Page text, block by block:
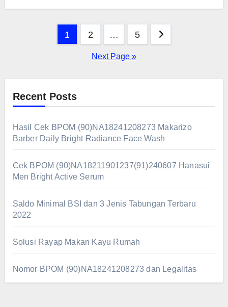
1 2 … 5
Next Page »
Recent Posts
Hasil Cek BPOM (90)NA18241208273 Makarizo
Barber Daily Bright Radiance Face Wash
Cek BPOM (90)NA18211901237(91)240607 Hanasui
Men Bright Active Serum
Saldo Minimal BSI dan 3 Jenis Tabungan Terbaru
2022
Solusi Rayap Makan Kayu Rumah
Nomor BPOM (90)NA18241208273 dan Legalitas